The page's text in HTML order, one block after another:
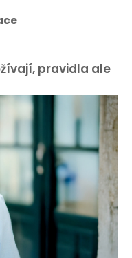
pravidla ale